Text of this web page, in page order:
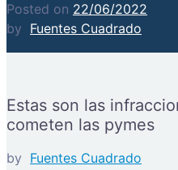
Posted on 22/06/2022
by Fuentes Cuadrado
Estas son las
cometen las pymes
by Fuentes Cuadrado